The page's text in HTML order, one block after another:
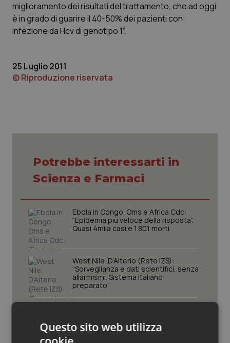
Lombardia
Molise
Puglia
Sardegna
Sicilia
Toscana
Umbria
Veneto
Dolore
Donna & Salute
Epatiti
Malattie rare
Malattia di Crohn & Rettocolite Ulcerosa
Neuroscienze & patologie neurodegenerative
Obesità
Oftalmologia
Oncoematologia
miglioramento dei risultati del trattamento, che ad oggi
è in grado di guarire il 40-50% dei pazienti con
infezione da Hcv di genotipo 1”.
25 Luglio 2011
© Riproduzione riservata
Potrebbe interessarti in
Scienza e Farmaci
Ebola in Congo. Oms e Africa Cdc:
“Epidemia più veloce della risposta”.
Quasi 4mila casi e 1.801 morti
West Nile. D’Alterio (Rete IZS):
“Sorveglianza e dati scientifici, senza
allarmismi. Sistema italiano
preparato”
farmaci per diabete e obesità e cala
uso antibiotici. Ecco il Rapporto
Questo sito web utilizza